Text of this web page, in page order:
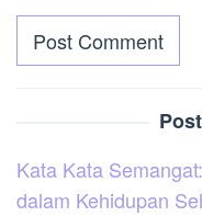
Kata Kata
dalam Kehidupan